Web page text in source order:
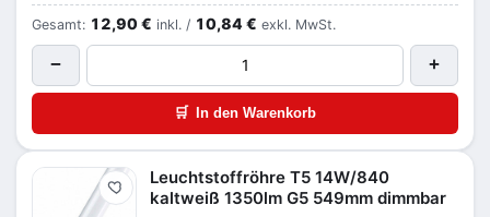
Gesamt: 12,90 € inkl. / 10,84 € exkl. MwSt.
− +
🛒 In den Warenkorb
Merken
Leuchtstoffröhre T5 14W/840
kaltweiß 1350lm G5 549mm dimmbar